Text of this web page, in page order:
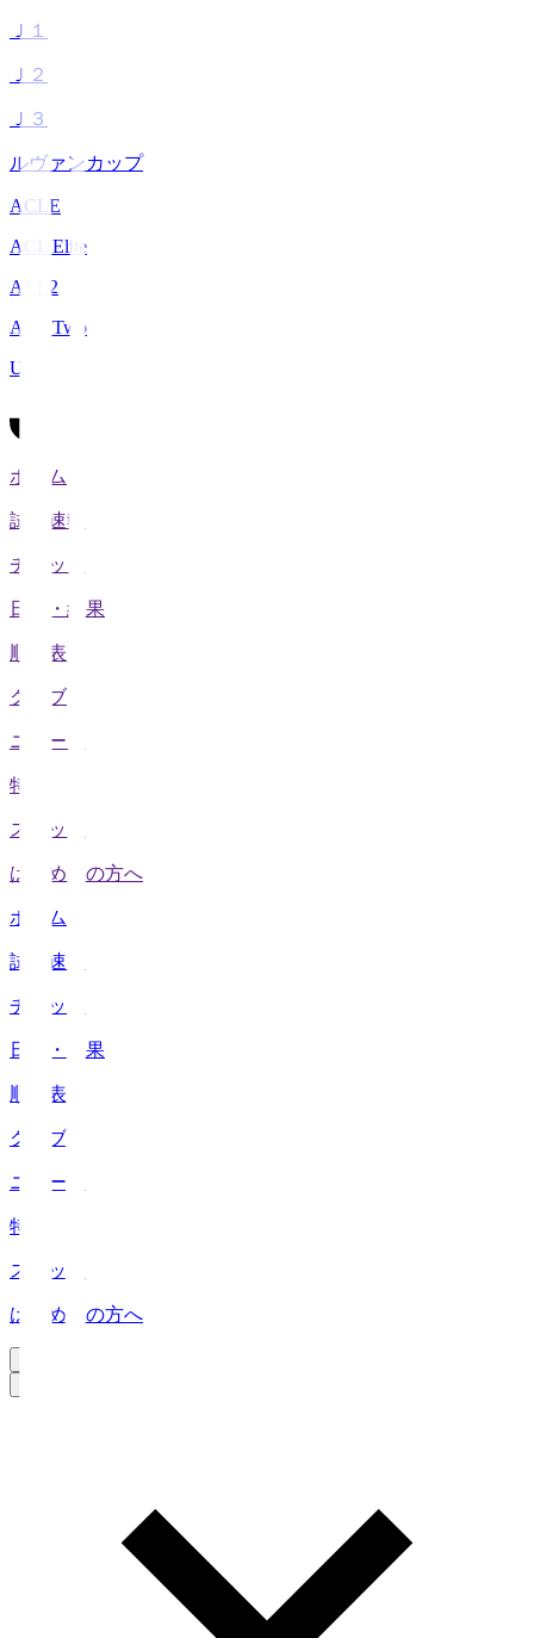
Ｊ１
Ｊ２
Ｊ３
ルヴァンカップ
ACLE
ACL Elite
ACL2
ACL Two
U-21
ホーム
試合速報
チケット
日程・結果
順位表
クラブ
ニュース
特集
スタッツ
はじめての方へ
ホーム
試合速報
チケット
日程・結果
順位表
クラブ
ニュース
特集
スタッツ
はじめての方へ